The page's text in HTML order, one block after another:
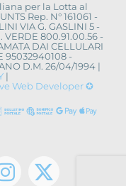
per la Lotta al
Rep. N° 161061 -
VIA G. GASLINI 5 -
VERDE 800.91.00.56 -
DAI CELLULARI
95032940108 -
D.M. 26/04/1994 |
|
Web Developer ✪
Instagram
X